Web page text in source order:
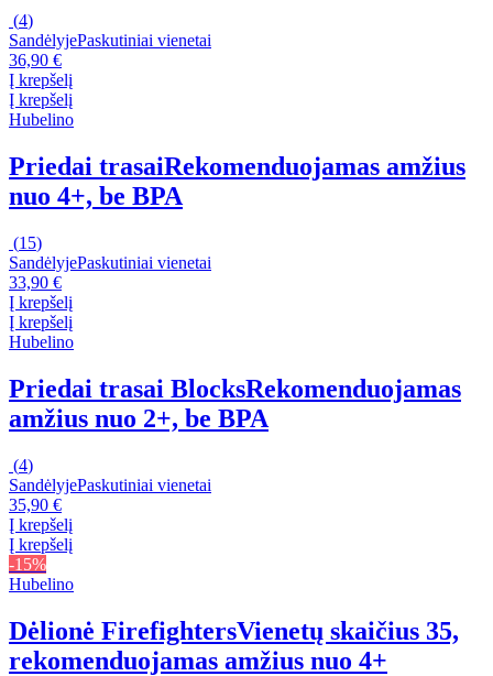
(4)
SandėlyjePaskutiniai vienetai
36,90 €
Į krepšelį
Į krepšelį
Hubelino
Priedai trasaiRekomenduojamas amžius
nuo 4+, be BPA
(15)
SandėlyjePaskutiniai vienetai
33,90 €
Į krepšelį
Į krepšelį
Hubelino
Priedai trasai BlocksRekomenduojamas
amžius nuo 2+, be BPA
(4)
SandėlyjePaskutiniai vienetai
35,90 €
Į krepšelį
Į krepšelį
-15%
Hubelino
Dėlionė FirefightersVienetų skaičius 35,
rekomenduojamas amžius nuo 4+